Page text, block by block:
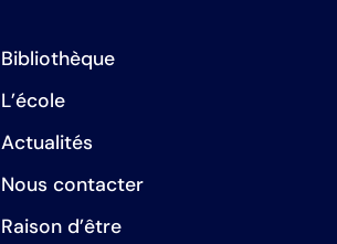
Bibliothèque
L’école
Actualités
Nous contacter
Raison d’être